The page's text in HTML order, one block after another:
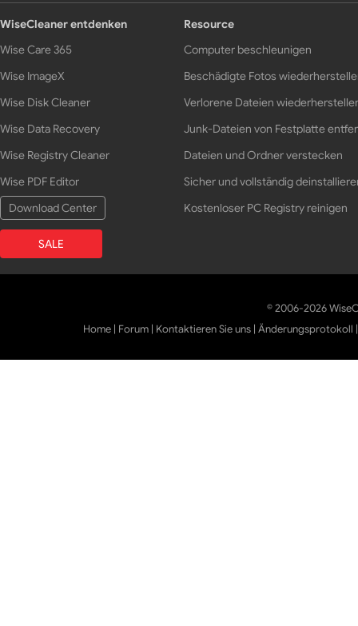
WiseCleaner entdenken
Wise Care 365
Wise ImageX
Wise Disk Cleaner
Wise Data Recovery
Wise Registry Cleaner
Wise PDF Editor
Download Center
SALE
Resource
Computer beschleunigen
Beschädigte Fotos
Verlorene Dateien
Junk-Dateien von Festplatte
Dateien und Ordner verstecken
Sicher und vollständig
Kostenloser PC Registry reinigen
© 2006-2026
Home | Forum | Kontaktieren Sie uns |Änderungsprotokoll